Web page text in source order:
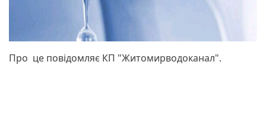
Про це повідомляє КП "Житомирводоканал".